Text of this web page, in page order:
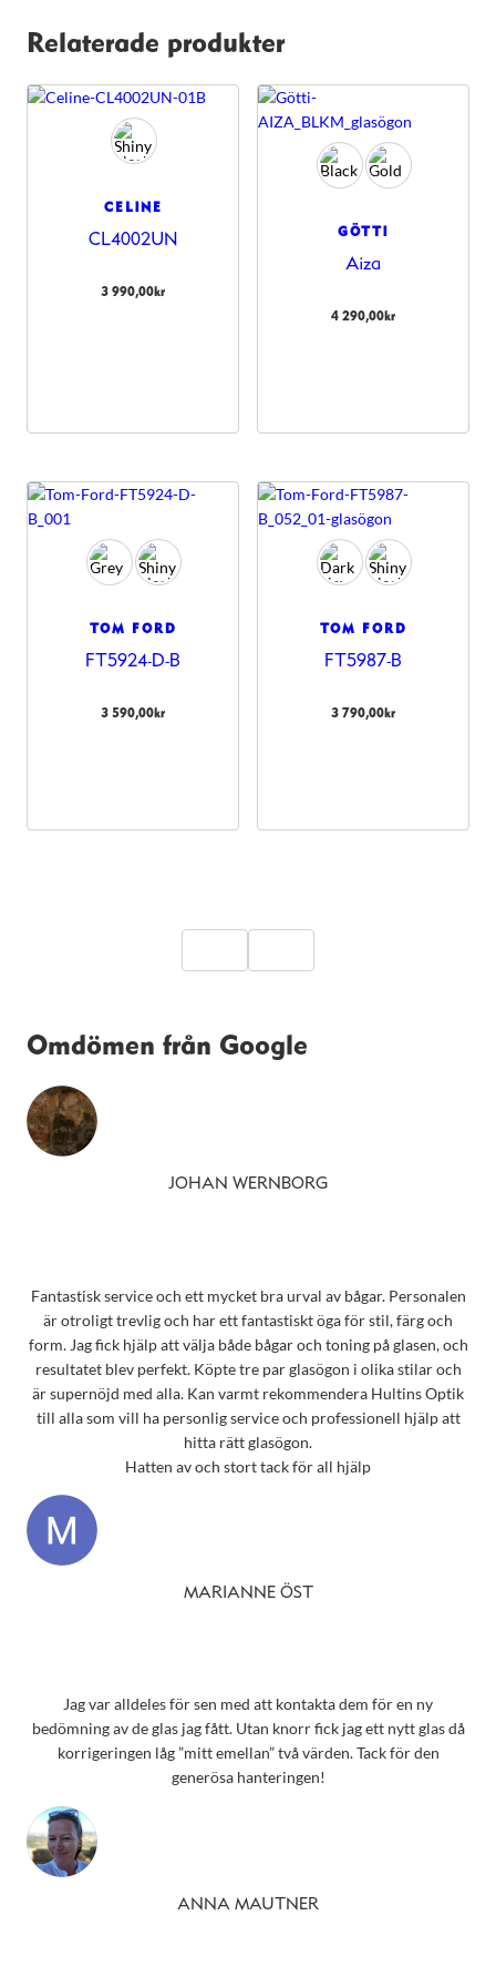
Relaterade produkter
CELINE
CL4002UN
3 990,00kr
GÖTTI
Aiza
4 290,00kr
TOM FORD
FT5924-D-B
3 590,00kr
TOM FORD
FT5987-B
3 790,00kr
Omdömen från Google
JOHAN WERNBORG
Fantastisk service och ett mycket bra urval av bågar. Personalen
är otroligt trevlig och har ett fantastiskt öga för stil, färg och
form. Jag fick hjälp att välja både bågar och toning på glasen, och
resultatet blev perfekt. Köpte tre par glasögon i olika stilar och
är supernöjd med alla. Kan varmt rekommendera Hultins Optik
till alla som vill ha personlig service och professionell hjälp att
hitta rätt glasögon.
Hatten av och stort tack för all hjälp
MARIANNE ÖST
Jag var alldeles för sen med att kontakta dem för en ny
bedömning av de glas jag fått. Utan knorr fick jag ett nytt glas då
korrigeringen låg ”mitt emellan” två värden. Tack för den
generösa hanteringen!
ANNA MAUTNER